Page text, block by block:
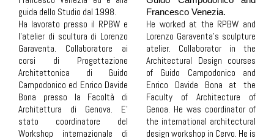
guida dello Studio dal 1998.
Ha lavorato presso il RPBW e
l'atelier di scultura di Lorenzo
Garaventa. Collaboratore ai
corsi di Progettazione
Architettonica di Guido
Campodonico ed Enrico Davide
Bona presso la Facoltà di
Architettura di Genova. E’
stato coordinatore del
Workshop internazionale di
Francesco Venezia.
He worked at the RPBW and
Lorenzo Garaventa's sculpture
atelier. Collaborator in the
Architectural Design courses
of Guido Campodonico and
Enrico Davide Bona at the
Faculty of Architecture of
Genoa. He was coordinator of
the international architectural
design workshop in Cervo. He is